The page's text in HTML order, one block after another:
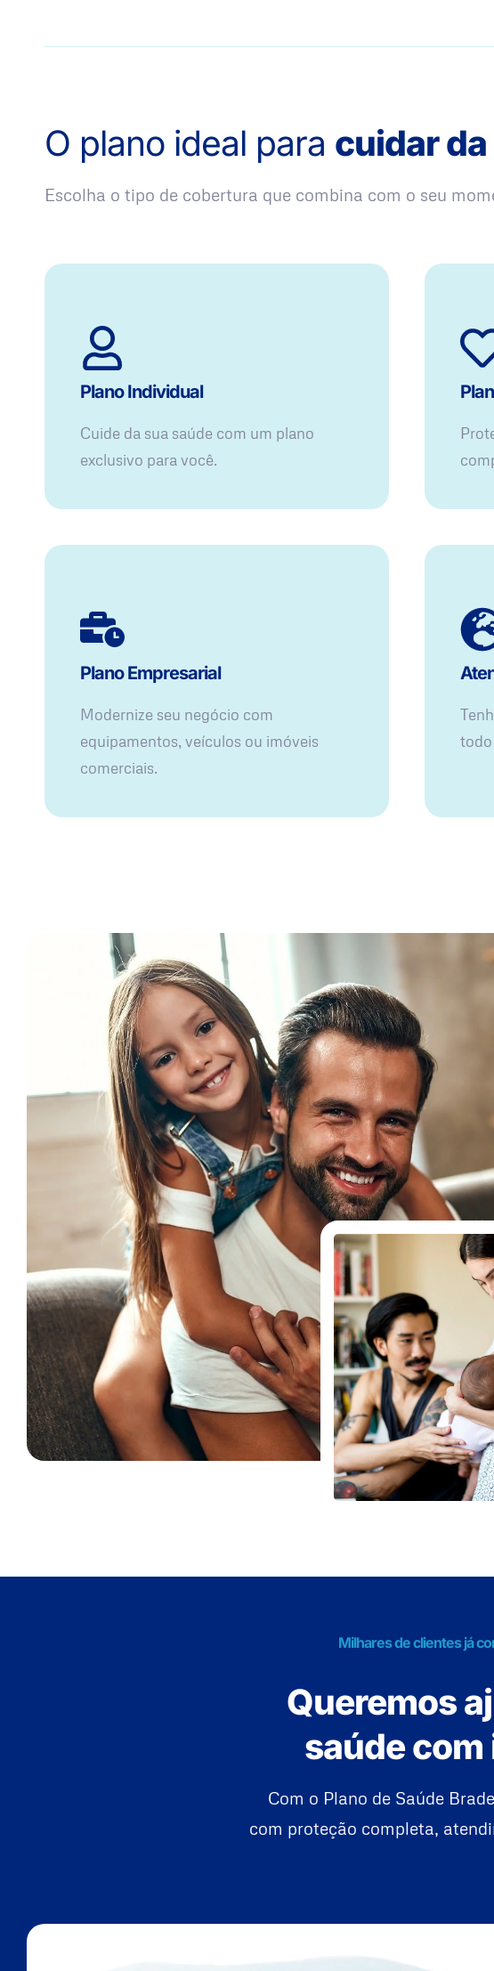
O plano ideal para cuidar
Escolha o tipo de cobertura que combina com o seu
Plano Individual
Cuide da sua saúde com um plano
exclusivo para você.
Plano Empresarial
Modernize seu negócio com
equipamentos, veículos ou imóveis
comerciais.
todo
Milhares de clientes já
Queremos
saúde
Com o Plano de Saúde
com proteção completa,